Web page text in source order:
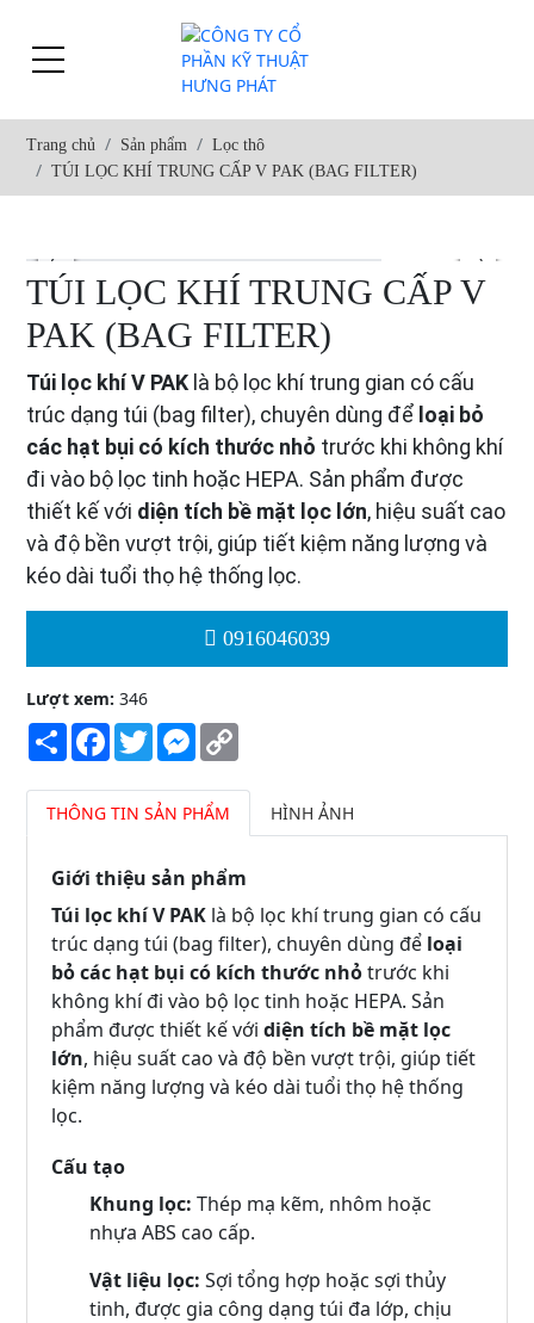
Trang chủ Sản phẩm
Lọc thô
TÚI LỌC KHÍ TRUNG CẤP V PAK (BAG FILTER)
TÚI LỌC KHÍ TRUNG CẤP V
PAK (BAG FILTER)
Túi lọc khí V PAK là bộ lọc khí trung gian có cấu
trúc dạng túi (bag filter), chuyên dùng để loại bỏ
các hạt bụi có kích thước nhỏ trước khi không khí
đi vào bộ lọc tinh hoặc HEPA. Sản phẩm được
thiết kế với diện tích bề mặt lọc lớn, hiệu suất cao
và độ bền vượt trội, giúp tiết kiệm năng lượng và
kéo dài tuổi thọ hệ thống lọc.
0916046039
Lượt xem: 346
Share Facebook
TwitterMessenger
THÔNG TIN SẢN PHẨM HÌNH ẢNH
Giới thiệu sản phẩm
Túi lọc khí V PAK là bộ lọc khí trung gian có cấu
trúc dạng túi (bag filter), chuyên dùng để loại
bỏ các hạt bụi có kích thước nhỏtrước khi
không khí đi vào bộ lọc tinh hoặc HEPA. Sản
phẩm được thiết kế vớidiện tích bề mặt lọc
lớn, hiệu suất cao và độ bền vượt trội, giúp tiết
kiệm năng lượng và kéo dài tuổi thọ hệ thống
lọc.
Cấu tạo
Khung lọc: Thép mạ kẽm, nhôm hoặc
nhựa ABS cao cấp.
Vật liệu lọc: Sợi tổng hợp hoặc sợi thủy
tinh, được gia công dạng túi đa lớp, chịu